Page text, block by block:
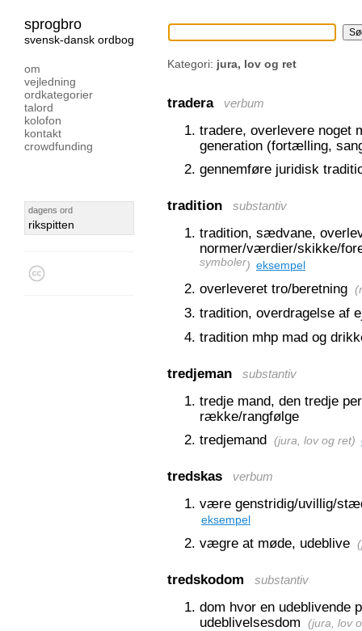
sprogbro
svensk-dansk ordbog
om
vejledning
ordkategorier
talord
kolofon
kontakt
crowdfunding
dagens ord
rikspitten
Kategori: jura, lov og ret
tradera verbum
tradere, overlevere noget
generation (fortælling,
gennemføre juridisk
tradition substantiv
tradition, sædvane,
normer/værdier/skikke/
symboler) eksempel
overleveret tro/beretning (
tradition, overdragelse af
tradition mhp mad og
tredjeman substantiv
tredje mand, den tredje
række/rangfølge
tredjemand (jura, lov og ret)
tredskas verbum
være genstridig/uvillig/
eksempel
vægre at møde, udeblive (
tredskodom substantiv
dom hvor en udeblivende
udeblivelsesdom
(jura, lov